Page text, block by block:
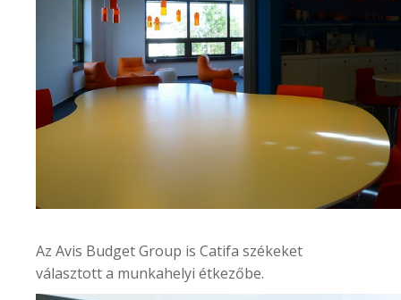
Az Avis Budget Group is Catifa székeket
választott a munkahelyi étkezőbe.